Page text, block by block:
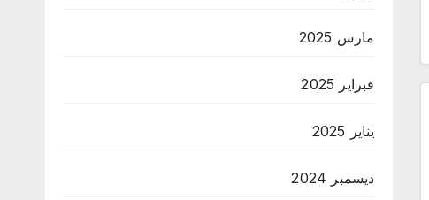
مارس 2025
فبراير 2025
يناير 2025
ديسمبر 2024